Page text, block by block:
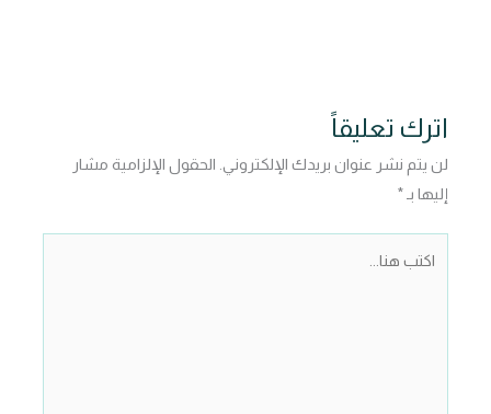
اترك تعليقاً
لن يتم نشر عنوان بريدك الإلكتروني. الحقول الإلزامية مشار
إليها بـ*